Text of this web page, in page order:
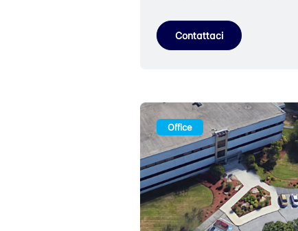
Contattaci
Office